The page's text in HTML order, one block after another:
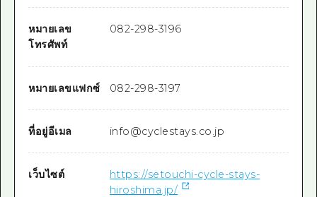
หมายเลข
โทรศัพท์
082-298-3196
หมายเลขแฟกซ์ 082-298-3197
ที่อยู่อีเมล info@cyclestays.co.jp
เว็บไซต์
https://setouchi-cycle-stays-
hiroshima.jp/